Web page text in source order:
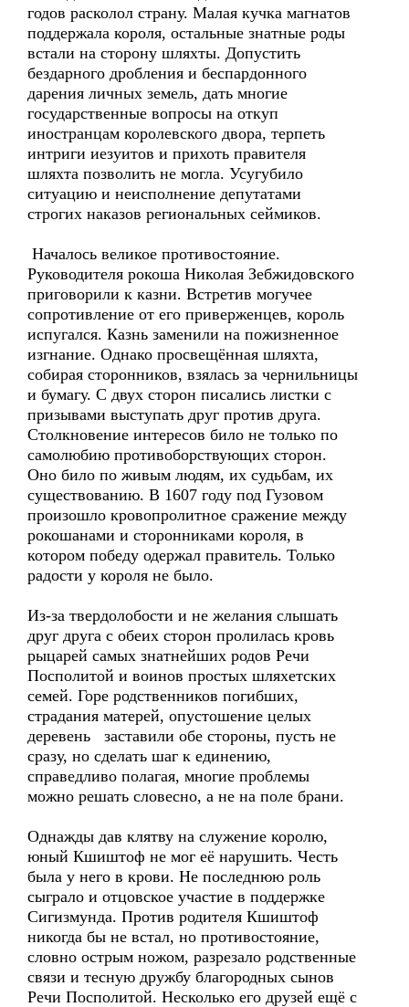
годов расколол страну. Малая кучка магнатов
поддержала короля, остальные знатные роды
встали на сторону шляхты. Допустить
бездарного дробления и беспардонного
дарения личных земель, дать многие
государственные вопросы на откуп
иностранцам королевского двора, терпеть
интриги иезуитов и прихоть правителя
шляхта позволить не могла. Усугубило
ситуацию и неисполнение депутатами
строгих наказов региональных сеймиков.
Началось великое противостояние.
Руководителя рокоша Николая Зебжидовского
приговорили к казни. Встретив могучее
сопротивление от его приверженцев, король
испугался. Казнь заменили на пожизненное
изгнание. Однако просвещённая шляхта,
собирая сторонников, взялась за чернильницы
и бумагу. С двух сторон писались листки с
призывами выступать друг против друга.
Столкновение интересов било не только по
самолюбию противоборствующих сторон.
Оно било по живым людям, их судьбам, их
существованию. В 1607 году под Гузовом
произошло кровопролитное сражение между
рокошанами и сторонниками короля, в
котором победу одержал правитель. Только
радости у короля не было.
Из-за твердолобости и не желания слышать
друг друга с обеих сторон пролилась кровь
рыцарей самых знатнейших родов Речи
Посполитой и воинов простых шляхетских
семей. Горе родственников погибших,
страдания матерей, опустошение целых
деревень заставили обе стороны, пусть не
сразу, но сделать шаг к единению,
справедливо полагая, многие проблемы
можно решать словесно, а не на поле брани.
Однажды дав клятву на служение королю,
юный Кшиштоф не мог её нарушить. Честь
была у него в крови. Не последнюю роль
сыграло и отцовское участие в поддержке
Сигизмунда. Против родителя Кшиштоф
никогда бы не встал, но противостояние,
словно острым ножом, разрезало родственные
связи и тесную дружбу благородных сынов
Речи Посполитой. Несколько его друзей ещё с